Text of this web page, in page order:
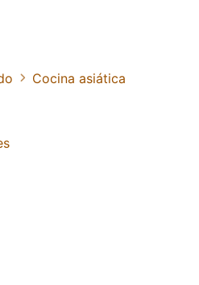
Cocina asiática